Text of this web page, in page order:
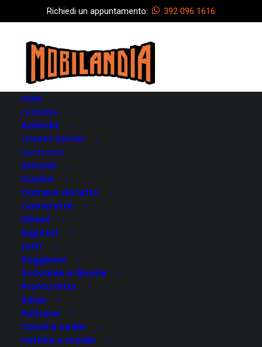
Richiedi un appuntamento: 392 096 1616
HOME
L’AZIENDA
Azienda
I nostri servizi
CATALOGO
Armadi
Cucine
Camere da letto
Camerette
Divani
Ingressi
Letti
Soggiorni
Scrivanie e librerie
Pronto letto
Relax
Poltrone
Tavoli e sedie
Vetrine e madie